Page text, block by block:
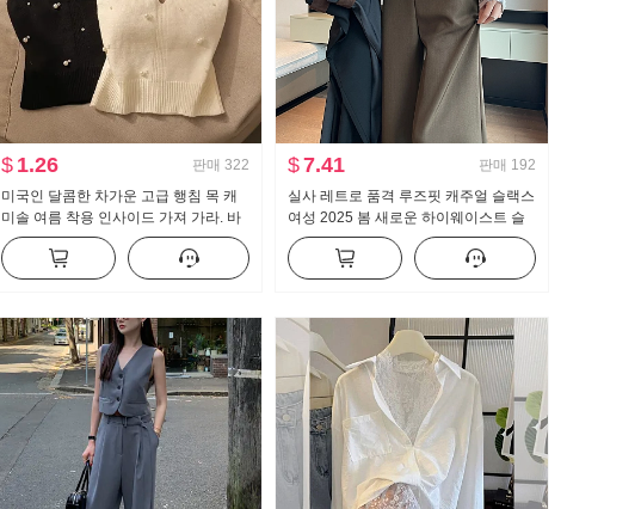
$ 1.26 판매 322
미국인 달콤한 차가운 고급 행침 목 캐
미솔 여름 착용 인사이드 가져 가라. 바
지를 입는 셔츠 뜨거운 소녀 뜨개질 튜
브 톱 맨위
$7.41 판매 192
실사 레트로 품격 루즈핏 캐주얼 슬랙스
여성 2025 봄 새로운 하이웨이스트 슬
림해 보이는 도루 센스 바닥 청소 바지
긴 바지